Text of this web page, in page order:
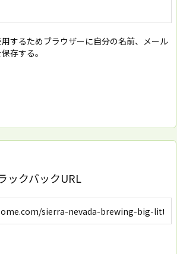
するためブラウザーに自分の名前、メール
存する。
ックバックURL